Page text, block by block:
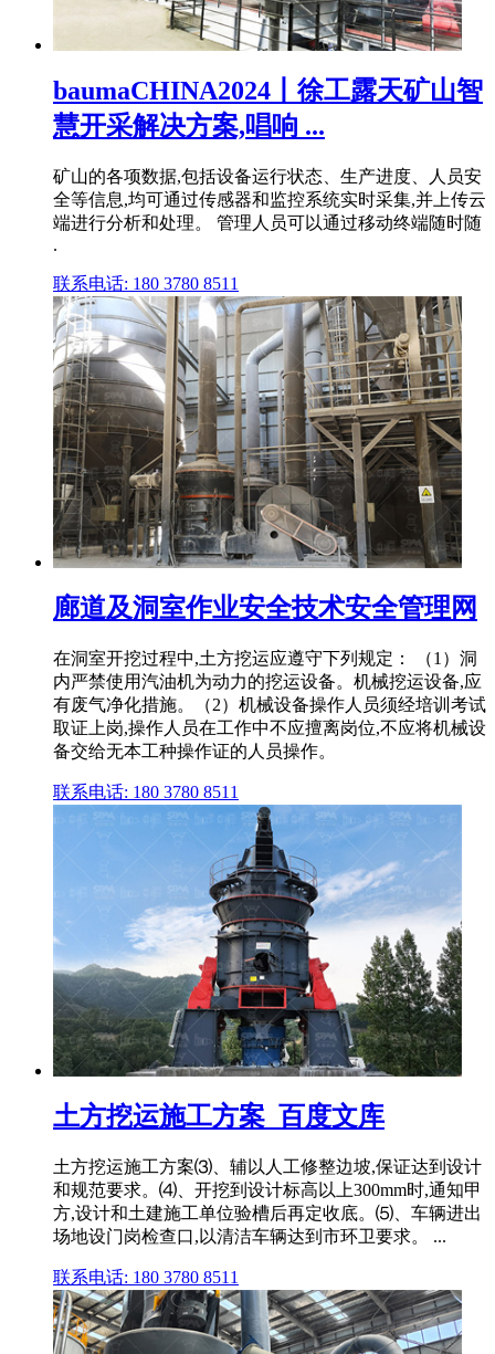
baumaCHINA2024丨徐工露天矿山智
慧开采解决方案,唱响 ...
矿山的各项数据,包括设备运行状态、生产进度、人员安
全等信息,均可通过传感器和监控系统实时采集,并上传云
端进行分析和处理。 管理人员可以通过移动终端随时随
.
联系电话: 180 3780 8511
廊道及洞室作业安全技术安全管理网
在洞室开挖过程中,土方挖运应遵守下列规定： （1）洞
内严禁使用汽油机为动力的挖运设备。机械挖运设备,应
有废气净化措施。（2）机械设备操作人员须经培训考试
取证上岗,操作人员在工作中不应擅离岗位,不应将机械设
备交给无本工种操作证的人员操作。
联系电话: 180 3780 8511
土方挖运施工方案_百度文库
土方挖运施工方案⑶、辅以人工修整边坡,保证达到设计
和规范要求。⑷、开挖到设计标高以上300mm时,通知甲
方,设计和土建施工单位验槽后再定收底。⑸、车辆进出
场地设门岗检查口,以清洁车辆达到市环卫要求。 ...
联系电话: 180 3780 8511